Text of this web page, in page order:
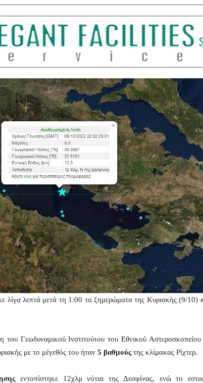
λίγα λεπτά μετά τη 1:00 τα ξημερώματα της Κυριακής (9/10)
Γεωδυναμικού Ινστιτούτου του Εθνικού
με το μέγεθός του ήταν 5 βαθμούςτης κλίμακας Ρίχτερ.
εντοπίστηκε 12χλμ νότια της Δεσφίνας, ενώ το